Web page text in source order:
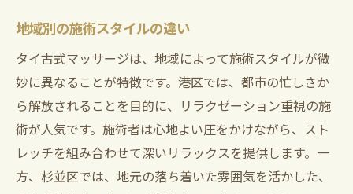
タイ古式マッサージで心からリラックスできる
理由
施術環境がもたらす心の安らぎ
セラピストの技術とホスピタリティ
音と香りが呼び覚ますリラクゼーション
タイ古式マッサージにおける瞑想の役割
地域別の施術スタイルの違い
タイ古式マッサージは、地域によって施術スタイルが微
妙に異なることが特徴です。港区では、都市の忙しさか
ら解放されることを目的に、リラクゼーション重視の施
術が人気です。施術者は心地よい圧をかけながら、スト
レッチを組み合わせて深いリラックスを提供します。一
方、杉並区では、地元の落ち着いた雰囲気を活かした、